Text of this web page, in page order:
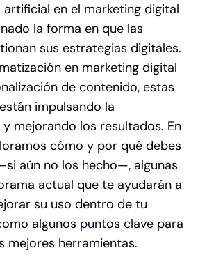
artificial en el marketing digital
la forma en que las
sus estrategias digitales.
en marketing digital
de contenido, estas
impulsando la
mejorando los resultados. En
cómo y por qué debes
aún no los hecho—, algunas
actual que te ayudarán a
su uso dentro de tu
algunos puntos clave para
mejores herramientas.